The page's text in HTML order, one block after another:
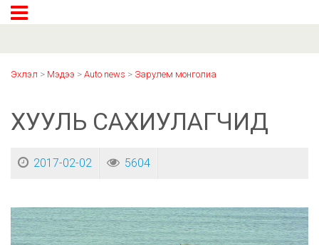
Эхлэл > Мэдээ > Auto news > Зарулем монголиа
ХУУЛЬ САХИУЛАГЧИД
2017-02-02 5604